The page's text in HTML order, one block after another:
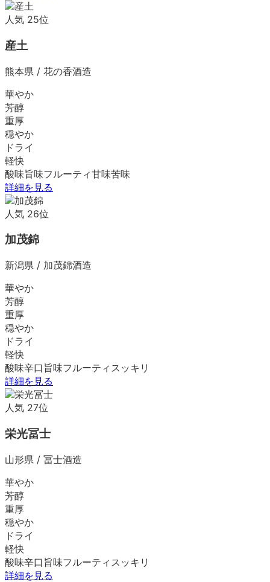
人気 25位
産土
熊本県 / 花の香酒造
華やか
芳醇
重厚
穏やか
ドライ
軽快
酸味旨味フルーティ甘味苦味
詳細を見る
人気 26位
加茂錦
新潟県 / 加茂錦酒造
華やか
芳醇
重厚
穏やか
ドライ
軽快
酸味辛口 旨味フルーティ スッキリ
詳細を見る
人気 27位
栄光冨士
山形県 / 冨士酒造
華やか
芳醇
重厚
穏やか
ドライ
軽快
酸味辛口 旨味フルーティ スッキリ
詳細を見る